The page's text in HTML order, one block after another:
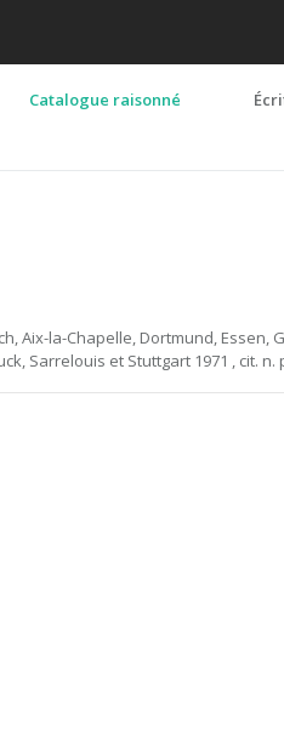
Catalogue raisonné
Aix-la-Chapelle, Dortmund, Essen,
Sarrelouis et Stuttgart 1971 , cit. n.